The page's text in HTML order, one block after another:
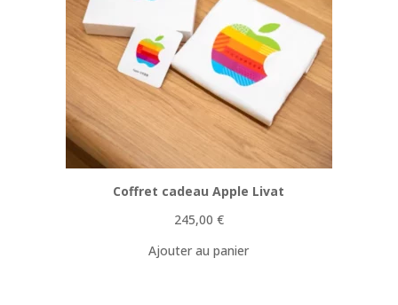
Coffret cadeau Apple Livat
245,00 €
Ajouter au panier